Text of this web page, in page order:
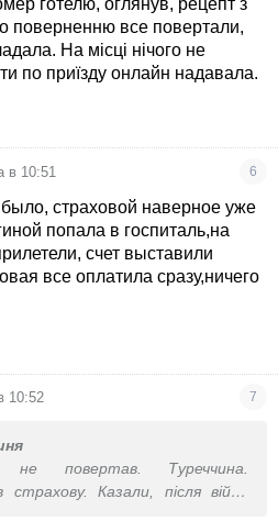
готелю, оглянув, рецепт з
поверненню все повертали,
На місці нічого не
по приїзду онлайн надавала.
в 10:51 6
страховой наверное уже
попала в госпиталь,на
счет выставили
все оплатила сразу,ничего
10:52 7
не повертав. Туреччина.
Казали, після війни